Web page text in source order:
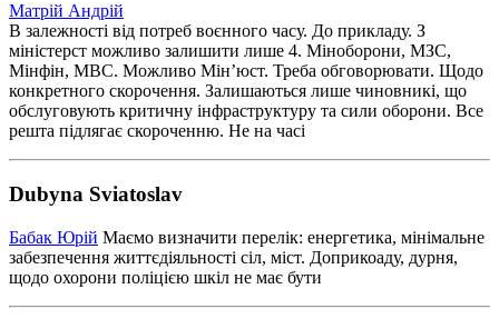
Матрій Андрій
В залежності від потреб воєнного часу. До прикладу. З
міністерст можливо залишити лише 4. Міноборони, МЗС,
Мінфін, МВС. Можливо Мінʼюст. Треба обговорювати. Щодо
конкретного скорочення. Залишаються лише чиновникі, що
обслуговують критичну інфраструктуру та сили оборони. Все
решта підлягає скороченню. Не на часі
Dubyna Sviatoslav
Бабак Юрій Маємо визначити перелік: енергетика, мінімальне
забезпечення життєдіяльності сіл, міст. Доприкоаду, дурня,
щодо охорони поліцією шкіл не має бути